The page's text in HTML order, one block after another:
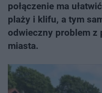
połączenie ma
plaży i klifu, a tym
odwieczny problem z
miasta.